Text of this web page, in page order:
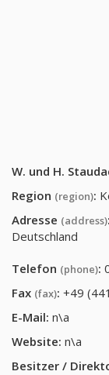
W. und H.
Region (region):
Adresse (address):
Deutschland
Telefon (phone):
Fax (fax): +49
E-Mail: n\a
Website: n\a
Besitzer /